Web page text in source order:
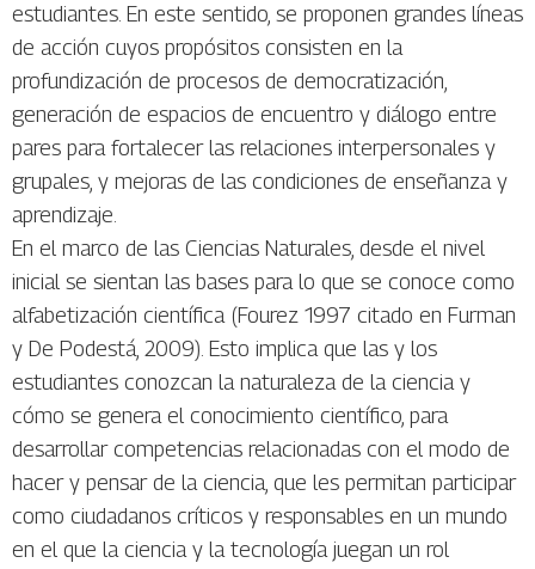
estudiantes. En este sentido, se proponen grandes líneas
de acción cuyos propósitos consisten en la
profundización de procesos de democratización,
generación de espacios de encuentro y diálogo entre
pares para fortalecer las relaciones interpersonales y
grupales, y mejoras de las condiciones de enseñanza y
aprendizaje.
En el marco de las Ciencias Naturales, desde el nivel
inicial se sientan las bases para lo que se conoce como
alfabetización científica (Fourez 1997 citado en Furman
y De Podestá, 2009). Esto implica que las y los
estudiantes conozcan la naturaleza de la ciencia y
cómo se genera el conocimiento científico, para
desarrollar competencias relacionadas con el modo de
hacer y pensar de la ciencia, que les permitan participar
como ciudadanos críticos y responsables en un mundo
en el que la ciencia y la tecnología juegan un rol